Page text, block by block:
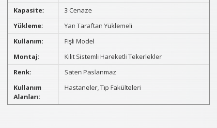
Kapasite:
3 Cenaze
Yükleme:
Yan Taraftan Yüklemeli
Kullanım:
Fişli Model
Montaj:
Kilit Sistemli Hareketli Tekerlekler
Renk:
Saten Paslanmaz
Kullanım
Alanları:
Hastaneler, Tıp Fakülteleri